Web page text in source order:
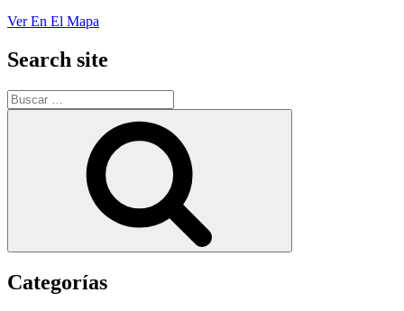
Ver En El Mapa
Search site
Buscar
por:
Categorías